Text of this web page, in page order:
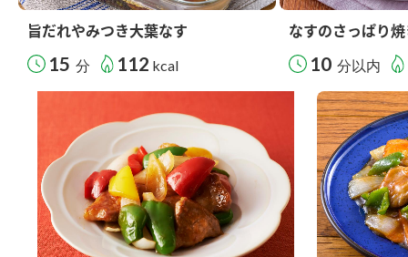
旨だれやみつき大葉なす
15 分 112 kcal
なすのさっぱり
10 分以内